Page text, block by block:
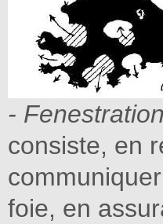
- Fenestration
consiste, en
foie, en